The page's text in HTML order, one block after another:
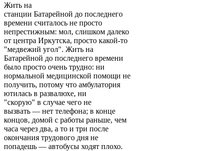
Жить на
станции Батарейной до последнего
времени считалось не просто
непрестижным: мол, слишком далеко
от центра Иркутска, просто какой-то
"медвежий угол". Жить на
Батарейной до последнего времени
было просто очень трудно: ни
нормальной медицинской помощи не
получить, потому что амбулатория
ютилась в развалюхе, ни
"скорую" в случае чего не
вызвать — нет телефона; в конце
концов, домой с работы раньше, чем
часа через два, а то и три после
окончания трудового дня не
попадешь — автобусы ходят плохо.